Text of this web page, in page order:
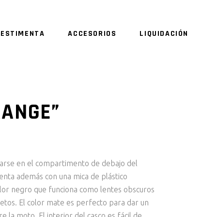
ACCESORIOS LIQUIDACIÓN
en el compartimento de debajo del
además con una mica de plástico
negro que funciona como lentes obscuros
El color mate es perfecto para dar un